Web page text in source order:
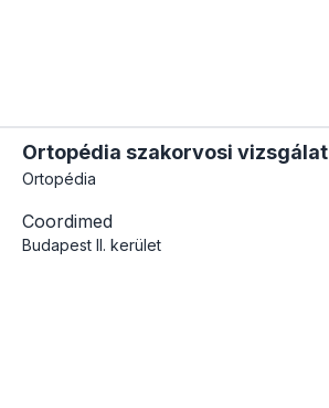
Ortopédia szakorvosi vizsgálat
Ortopédia
Coordimed
Budapest II. kerület